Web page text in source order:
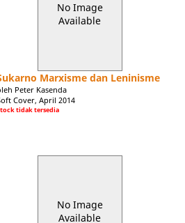
No Image
Available
Marxisme dan Leninisme
Peter Kasenda
Cover, April 2014
tidak tersedia
No Image
Available